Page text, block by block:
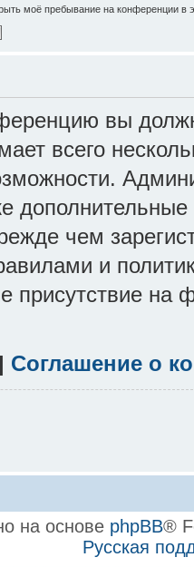
моё пребывание на конференции в
вы
всего
чем
и
присутствие на
Соглашение о
на основе phpBB®
Русская